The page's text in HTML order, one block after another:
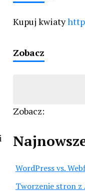
Kupuj kwiaty
Zobacz
Zobacz:
WordPress vs.
Tworzenie stron z